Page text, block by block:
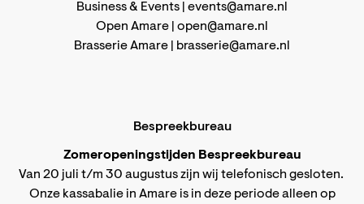
Business & Events | events@amare.nl
Open Amare | open@amare.nl
Brasserie Amare |
brasserie@amare.nl
Bespreekbureau
Zomeropeningstijden Bespreekbureau
Van 20 juli t/m 30 augustus zijn wij telefonisch gesloten.
Onze kassabalie in Amare is in deze periode alleen op